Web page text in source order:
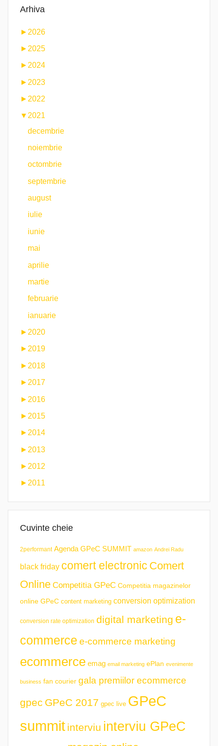
Arhiva
► 2026
► 2025
► 2024
► 2023
► 2022
▼2021
decembrie
noiembrie
octombrie
septembrie
august
iulie
iunie
mai
aprilie
martie
februarie
ianuarie
► 2020
►2019
► 2018
► 2017
► 2016
► 2015
► 2014
► 2013
► 2012
►2011
Cuvinte cheie
2performant Agenda GPeC SUMMIT amazon Andrei Radu
black friday comert electronic Comert
Online Competitia GPeC Competitia magazinelor
online GPeC content marketing conversion optimization
conversion rate optimization digital marketing e-
commerce e-commerce marketing
ecommerce emag email marketing ePlan evenimente
business fan courier gala premiilor ecommerce
gpec GPeC 2017 gpec live GPeC
summit interviu interviu GPeC